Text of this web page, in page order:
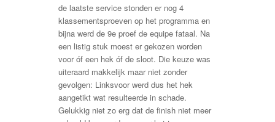
de laatste service stonden er nog 4
klassementsproeven op het programma en
bijna werd de 9e proef de equipe fataal. Na
een listig stuk moest er gekozen worden
voor óf een hek óf de sloot. Die keuze was
uiteraard makkelijk maar niet zonder
gevolgen: Linksvoor werd dus het hek
aangetikt wat resulteerde in schade.
Gelukkig niet zo erg dat de finish niet meer